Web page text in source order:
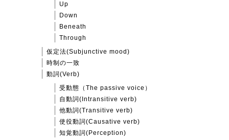
Up
Down
Beneath
Through
仮定法(Subjunctive mood)
時制の一致
動詞(Verb)
受動態（The passive voice）
自動詞(Intransitive verb)
他動詞(Transitive verb)
使役動詞(Causative verb)
知覚動詞(Perception)